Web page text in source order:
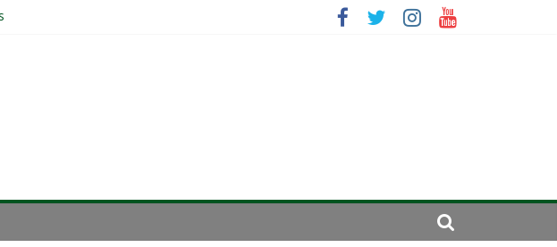
“Terça-feira é o mais importante”